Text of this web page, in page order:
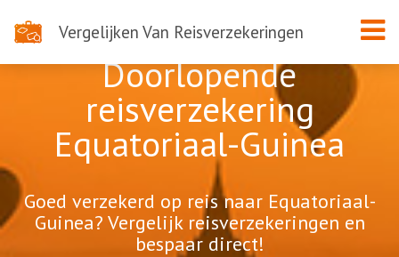
Vergelijken Van Reisverzekeringen
Doorlopende
reisverzekering
Equatoriaal-Guinea
Goed verzekerd op reis naar Equatoriaal-
Guinea? Vergelijk reisverzekeringen en
bespaar direct!